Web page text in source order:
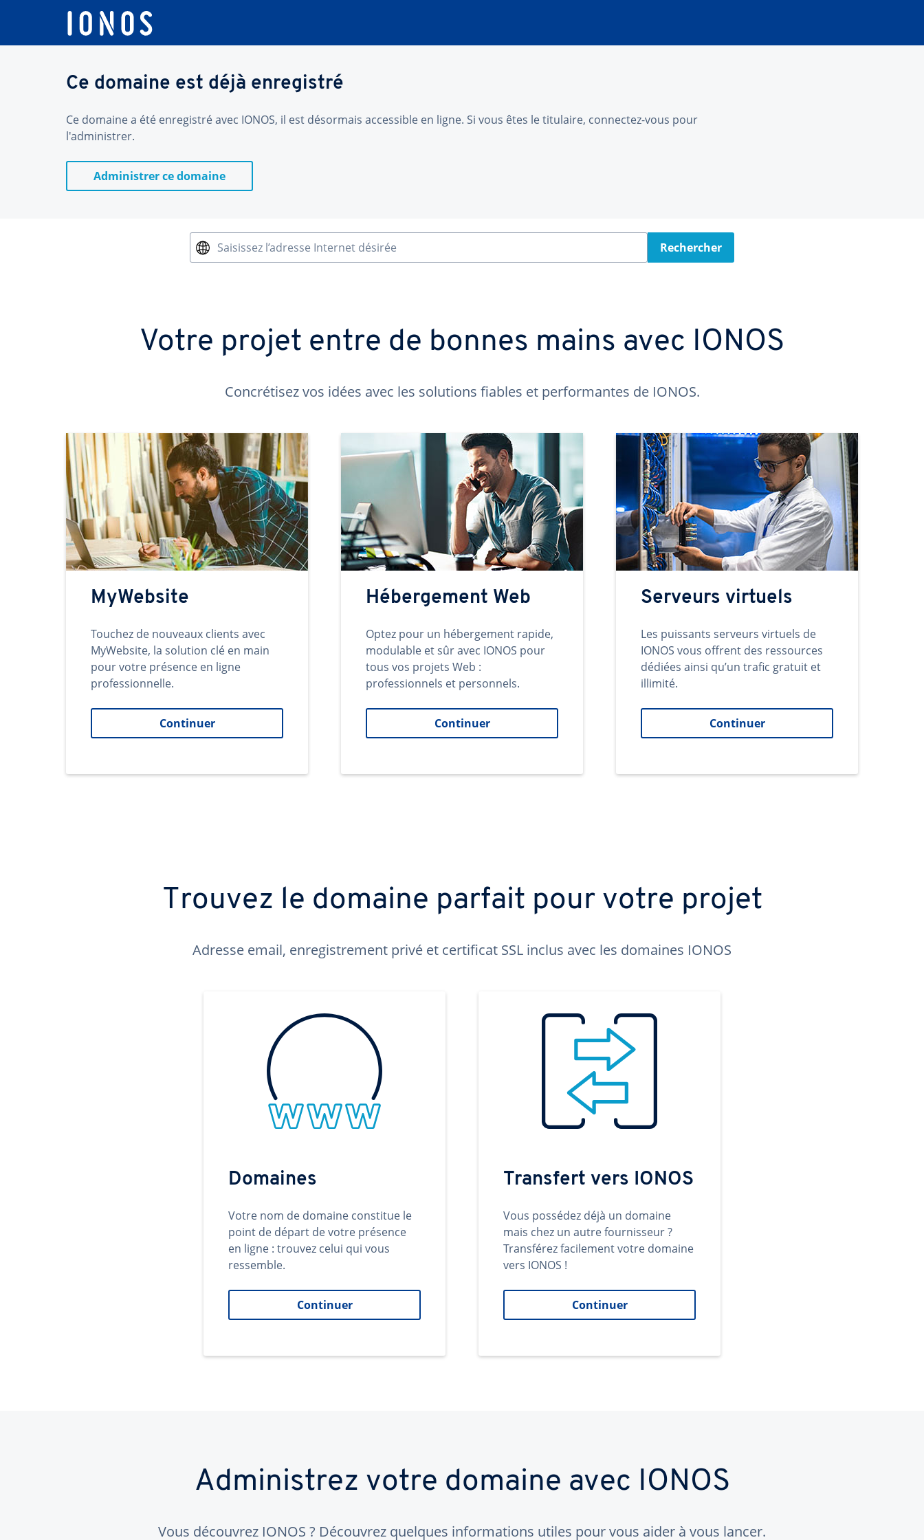
Ce domaine est déjà enregistré
Ce domaine a été enregistré avec IONOS, il est désormais accessible en ligne. Si vous êtes le titulaire, connectez-vous pour
l'administrer.
Administrer ce domaine
Saisissez l’adresse Internet désirée Rechercher
Votre projet entre de bonnes mains avec IONOS
Concrétisez vos idées avec les solutions fiables et performantes de IONOS.
MyWebsite
Touchez de nouveaux clients avec
MyWebsite, la solution clé en main
pour votre présence en ligne
professionnelle.
Continuer
Hébergement Web
Optez pour un hébergement rapide,
modulable et sûr avec IONOS pour
tous vos projets Web :
professionnels et personnels.
Continuer
Serveurs virtuels
Les puissants serveurs virtuels de
IONOS vous offrent des ressources
dédiées ainsi qu’un trafic gratuit et
illimité.
Continuer
Trouvez le domaine parfait pour votre projet
Adresse email, enregistrement privé et certificat SSL inclus avec les domaines IONOS
Domaines
Votre nom de domaine constitue le
point de départ de votre présence
en ligne : trouvez celui qui vous
ressemble.
Continuer
Transfert vers IONOS
Vous possédez déjà un domaine
mais chez un autre fournisseur ?
Transférez facilement votre domaine
vers IONOS !
Continuer
Administrez votre domaine avec IONOS
Vous découvrez IONOS ? Découvrez quelques informations utiles pour vous aider à vous lancer.